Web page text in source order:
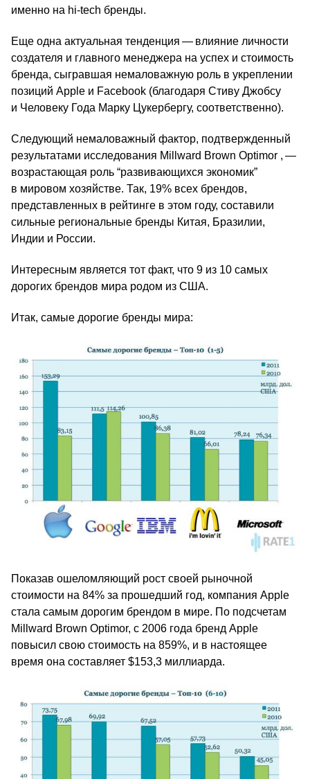
именно на hi-tech бренды.
Еще одна актуальная тенденция — влияние личности
создателя и главного менеджера на успех и стоимость
бренда, сыгравшая немаловажную роль в укреплении
позиций Apple и Facebook (благодаря Стиву Джобсу
и Человеку Года Марку Цукербергу, соответственно).
Следующий немаловажный фактор, подтвержденный
результатами исследования Millward Brown Optimor , —
возрастающая роль “развивающихся экономик”
в мировом хозяйстве. Так, 19% всех брендов,
представленных в рейтинге в этом году, составили
сильные региональные бренды Китая, Бразилии,
Индии и России.
Интересным является тот факт, что 9 из 10 самых
дорогих брендов мира родом из США.
Итак, самые дорогие бренды мира:
Показав ошеломляющий рост своей рыночной
стоимости на 84% за прошедший год, компания Apple
стала самым дорогим брендом в мире. По подсчетам
Millward Brown Optimor, с 2006 года бренд Apple
повысил свою стоимость на 859%, и в настоящее
время она составляет $153,3 миллиарда.